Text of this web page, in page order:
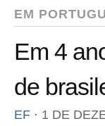
EM
Em 4
de
EF ⋅ 1 DE